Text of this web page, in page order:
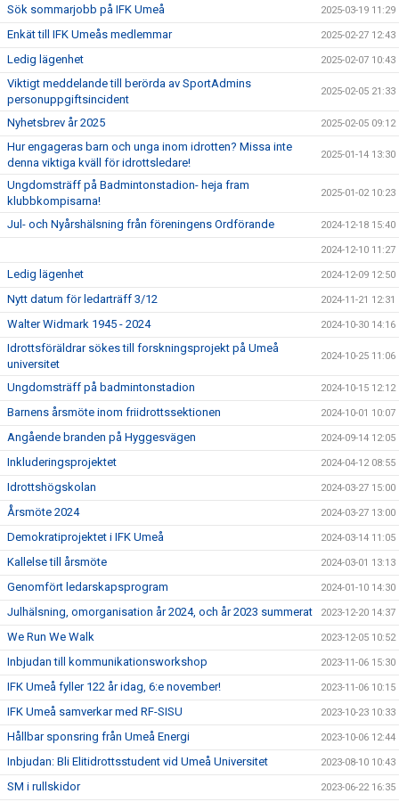
Sök sommarjobb på IFK Umeå 2025-03-19 11:29
Enkät till IFK Umeås medlemmar 2025-02-27 12:43
Ledig lägenhet 2025-02-07 10:43
Viktigt meddelande till berörda av SportAdmins
personuppgiftsincident
2025-02-05 21:33
Nyhetsbrev år 2025 2025-02-05 09:12
Hur engageras barn och unga inom idrotten? Missa inte
denna viktiga kväll för idrottsledare!
2025-01-14 13:30
Ungdomsträff på Badmintonstadion- heja fram
klubbkompisarna!
2025-01-02 10:23
Jul- och Nyårshälsning från föreningens Ordförande 2024-12-18 15:40
2024-12-10 11:27
Ledig lägenhet 2024-12-09 12:50
Nytt datum för ledarträff 3/12 2024-11-21 12:31
Walter Widmark 1945 - 2024 2024-10-30 14:16
Idrottsföräldrar sökes till forskningsprojekt på Umeå
universitet
2024-10-25 11:06
Ungdomsträff på badmintonstadion 2024-10-15 12:12
Barnens årsmöte inom friidrottssektionen 2024-10-01 10:07
Angående branden på Hyggesvägen 2024-09-14 12:05
Inkluderingsprojektet 2024-04-12 08:55
Idrottshögskolan 2024-03-27 15:00
Årsmöte 2024 2024-03-27 13:00
Demokratiprojektet i IFK Umeå 2024-03-14 11:05
Kallelse till årsmöte 2024-03-01 13:13
Genomfört ledarskapsprogram 2024-01-10 14:30
Julhälsning, omorganisation år 2024, och år 2023 summerat 2023-12-20 14:37
We Run We Walk 2023-12-05 10:52
Inbjudan till kommunikationsworkshop 2023-11-06 15:30
IFK Umeå fyller 122 år idag, 6:e november! 2023-11-06 10:15
IFK Umeå samverkar med RF-SISU 2023-10-23 10:33
Hållbar sponsring från Umeå Energi 2023-10-06 12:44
Inbjudan: Bli Elitidrottsstudent vid Umeå Universitet 2023-08-10 10:43
SM i rullskidor 2023-06-22 16:35